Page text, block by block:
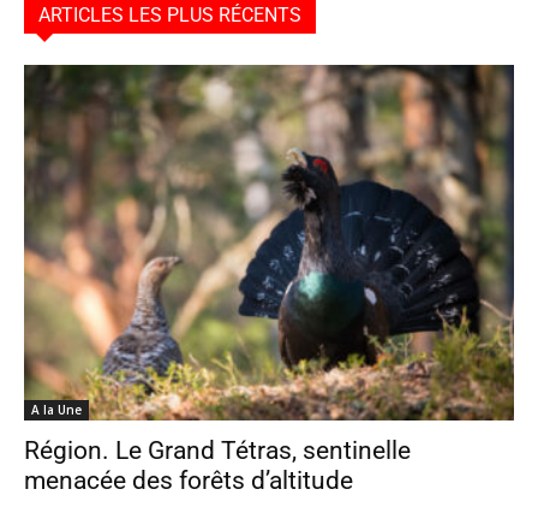
ARTICLES LES PLUS RÉCENTS
A la Une
Région. Le Grand Tétras, sentinelle
menacée des forêts d’altitude